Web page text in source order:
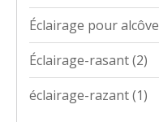
Éclairage pour alcôve
Éclairage-rasant(2)
éclairage-razant(1)